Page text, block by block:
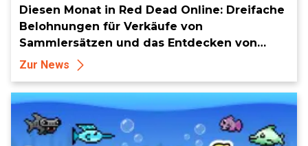
Diesen Monat in Red Dead Online: Dreifache
Belohnungen für Verkäufe von
Sammlersätzen und das Entdecken von
Sammlerstücken, in Telegramm-Missionen
Zur News